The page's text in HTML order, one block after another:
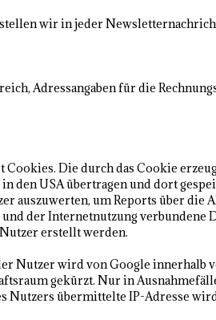
wir in jeder
Adressangaben für die
Cookies. Die durch das Cookie
den USA übertragen und dort
auszuwerten, um Reports über die
der Internetnutzung verbundene
erstellt werden.
Nutzer wird von Google innerhalb
gekürzt. Nur in
Nutzers übermittelte IP-Adresse